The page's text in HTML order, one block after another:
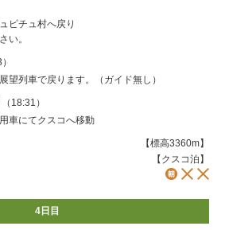
ピチュ村へ戻り
い。
望列車で戻ります。（ガイド無し）
（18:31）
車にてクスコへ移動
【標高3360m】
【クスコ泊】
4日目